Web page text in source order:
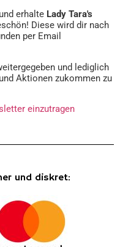
erhalte Lady Tara's
Diese wird dir nach
per Email
und lediglich
Aktionen zukommen zu
einzutragen
und diskret: